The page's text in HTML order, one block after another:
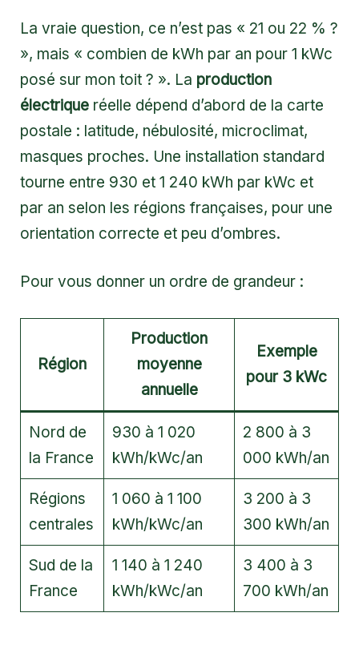
La vraie question, ce n’est pas « 21 ou 22 % ?
», mais « combien de kWh par an pour 1 kWc
posé sur mon toit ? ». La production
électrique réelle dépend d’abord de la carte
postale : latitude, nébulosité, microclimat,
masques proches. Une installation standard
tourne entre 930 et 1 240 kWh par kWc et
par an selon les régions françaises, pour une
orientation correcte et peu d’ombres.
Pour vous donner un ordre de grandeur :
Région
Production
moyenne
annuelle
Exemple
pour 3 kWc
Nord de
la France
930 à 1 020
kWh/kWc/an
2 800 à 3
000 kWh/an
Régions
centrales
1 060 à 1 100
kWh/kWc/an
3 200 à 3
300 kWh/an
Sud de la
France
1 140 à 1 240
kWh/kWc/an
3 400 à 3
700 kWh/an